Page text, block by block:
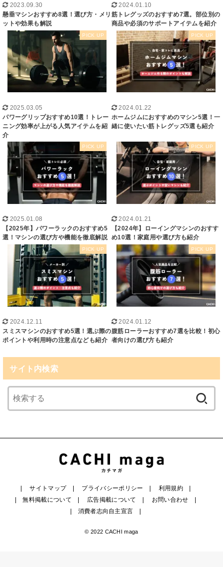
2023.09.30
懸垂マシンおすすめ8選！選び方・メリ
ットや効果も解説
2024.01.10
筋トレグッズのおすすめ7選。部位別の
商品や必須のサポートアイテムを紹介
2025.03.05
パワーグリップおすすめ10選！トレー
ニング効率が上がる人気アイテムを紹
介
2024.01.22
ホームジムにおすすめのマシン5選！一
緒に使いたい筋トレグッズ5選も紹介
2025.01.08
【2025年】パワーラックのおすすめ5
選！マシンの選び方や機能を徹底解説
2024.01.21
【2024年】ローイングマシンのおすす
め10選！家庭用や選び方も紹介
2024.12.11
スミスマシンのおすすめ5選！選ぶ際の
ポイントや利用時の注意点なども紹介
2024.01.12
腹筋ローラーおすすめ7選を比較！初心
者向けの選び方も紹介
サイト内検索
索:
サイトマップ プライバシーポリシー
利用規約
無料掲載について
広告掲載について
お問い合わせ
消費者志向自主宣言
© 2022 CACHI maga